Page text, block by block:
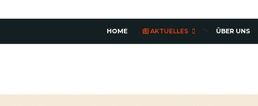
HOME AKTUELLES "> ÜBER UNS